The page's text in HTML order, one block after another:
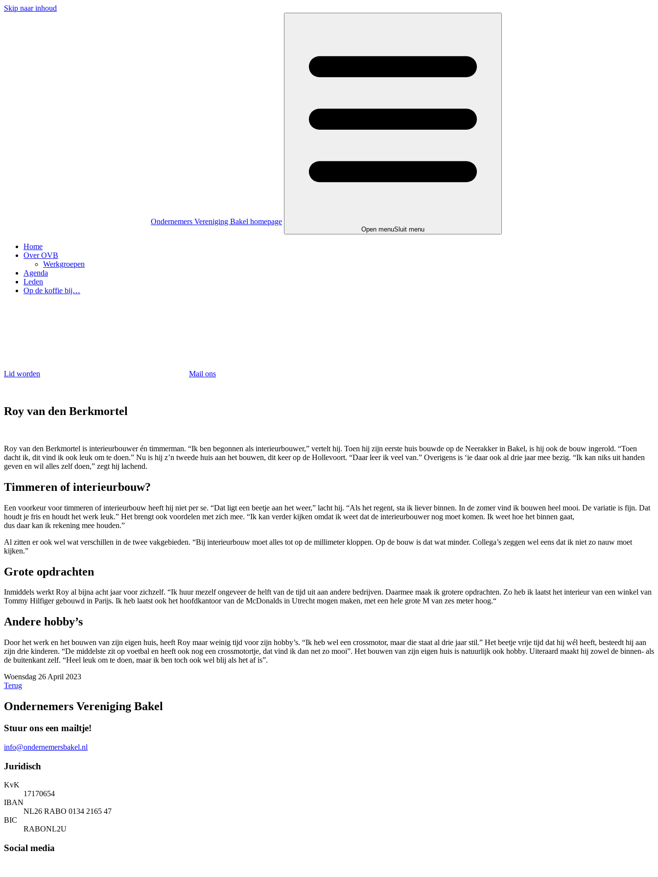
Skip naar inhoud
Ondernemers Vereniging Bakel homepage
Open menuSluit menu
Home
Over OVB
Werkgroepen
Agenda
Leden
Op de koffie bij…
Lid worden Mail ons
Roy van den Berkmortel
Roy van den Berkmortel is interieurbouwer én timmerman. “Ik ben begonnen als interieurbouwer,” vertelt hij. Toen hij zijn eerste huis bouwde op de Neerakker in Bakel, is hij ook de bouw ingerold. “Toen
dacht ik, dit vind ik ook leuk om te doen.” Nu is hij z’n tweede huis aan het bouwen, dit keer op de Hollevoort. “Daar leer ik veel van.” Overigens is ‘ie daar ook al drie jaar mee bezig. “Ik kan niks uit handen
geven en wil alles zelf doen,” zegt hij lachend.
Timmeren of interieurbouw?
Een voorkeur voor timmeren of interieurbouw heeft hij niet per se. “Dat ligt een beetje aan het weer,” lacht hij. “Als het regent, sta ik liever binnen. In de zomer vind ik bouwen heel mooi. De variatie is fijn. Dat
houdt je fris en houdt het werk leuk.” Het brengt ook voordelen met zich mee. “Ik kan verder kijken omdat ik weet dat de interieurbouwer nog moet komen. Ik weet hoe het binnen gaat,
dus daar kan ik rekening mee houden.”
Al zitten er ook wel wat verschillen in de twee vakgebieden. “Bij interieurbouw moet alles tot op de millimeter kloppen. Op de bouw is dat wat minder. Collega’s zeggen wel eens dat ik niet zo nauw moet
kijken.”
Grote opdrachten
Inmiddels werkt Roy al bijna acht jaar voor zichzelf. “Ik huur mezelf ongeveer de helft van de tijd uit aan andere bedrijven. Daarmee maak ik grotere opdrachten. Zo heb ik laatst het interieur van een winkel van
Tommy Hilfiger gebouwd in Parijs. Ik heb laatst ook het hoofdkantoor van de McDonalds in Utrecht mogen maken, met een hele grote M van zes meter hoog.“
Andere hobby’s
Door het werk en het bouwen van zijn eigen huis, heeft Roy maar weinig tijd voor zijn hobby’s. “Ik heb wel een crossmotor, maar die staat al drie jaar stil.” Het beetje vrije tijd dat hij wél heeft, besteedt hij aan
zijn drie kinderen. “De middelste zit op voetbal en heeft ook nog een crossmotortje, dat vind ik dan net zo mooi”. Het bouwen van zijn eigen huis is natuurlijk ook hobby. Uiteraard maakt hij zowel de binnen- als
de buitenkant zelf. “Heel leuk om te doen, maar ik ben toch ook wel blij als het af is”.
Woensdag 26 April 2023
Terug
Ondernemers Vereniging Bakel
Stuur ons een mailtje!
info@ondernemersbakel.nl
Juridisch
KvK
17170654
IBAN
NL26 RABO 0134 2165 47
BIC
RABONL2U
Social media